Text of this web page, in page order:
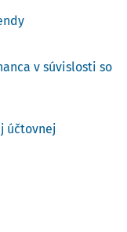
v súvislosti so
účtovnej